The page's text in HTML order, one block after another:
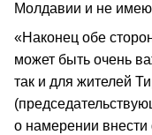
Молдавии и не
«Наконец обе
может быть очень
так и для жителей
о намерении